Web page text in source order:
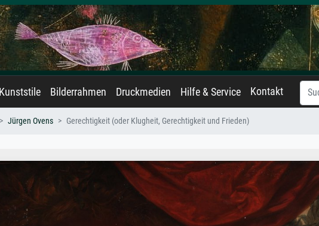
Kunststile Bilderrahmen Druckmedien Hilfe & Service Kontakt
Jürgen Ovens Gerechtigkeit (oder Klugheit, Gerechtigkeit und Frieden)